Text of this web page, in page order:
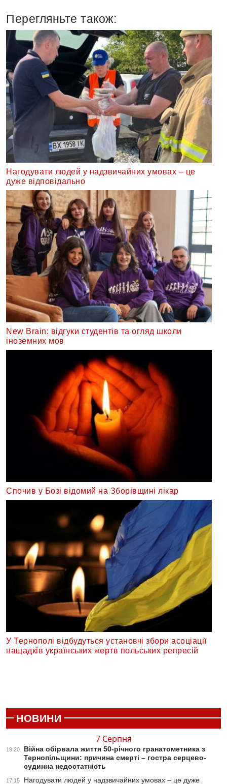
Перегляньте також:
Нагодувати людей у надзвичайних умовах – це
дуже відповідально
New Brain: відгуки студентів та огляд школи
іноземних мов
Спочив у Бозі відомий на Зборівщині лікар
У Тернополі відбудуться установчі збори асоціації
нащадків українських жертв польських репресій
НОВИНИ
7 Серпня
19:20
Війна обірвала життя 50-річного гранатометника з
Тернопільщини: причина смерті – гостра серцево-
судинна недостатність
17:15 Нагодувати людей у надзвичайних умовах – це дуже